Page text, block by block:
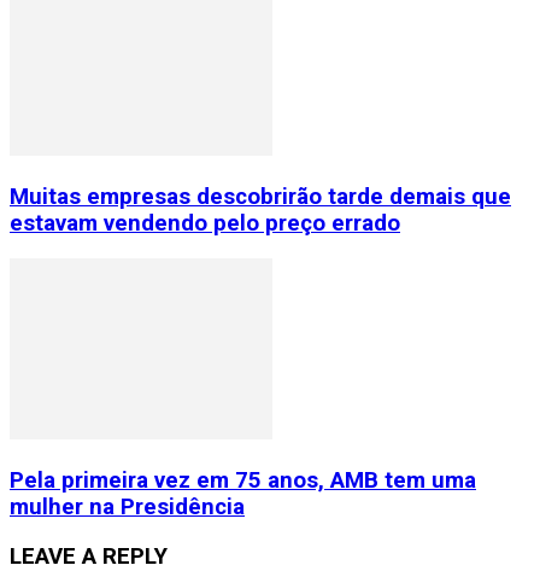
Muitas empresas descobrirão tarde demais que
estavam vendendo pelo preço errado
Pela primeira vez em 75 anos, AMB tem uma
mulher na Presidência
LEAVE A REPLY